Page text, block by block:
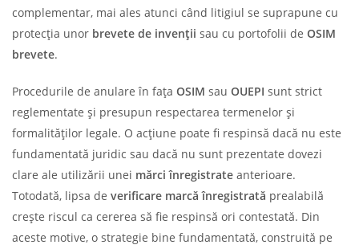
complementar, mai ales atunci când litigiul se suprapune cu
protecția unor brevete de invenții sau cu portofolii de OSIM
brevete.
Procedurile de anulare în fața OSIM sau OUEPI sunt strict
reglementate și presupun respectarea termenelor și
formalităților legale. O acțiune poate fi respinsă dacă nu este
fundamentată juridic sau dacă nu sunt prezentate dovezi
clare ale utilizării unei mărci înregistrate anterioare.
Totodată, lipsa de verificare marcă înregistrată prealabilă
crește riscul ca cererea să fie respinsă ori contestată. Din
aceste motive, o strategie bine fundamentată, construită pe